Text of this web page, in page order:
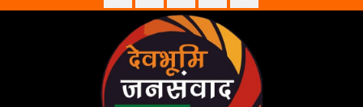
Facebook
TwitterYouTubePlus
Google